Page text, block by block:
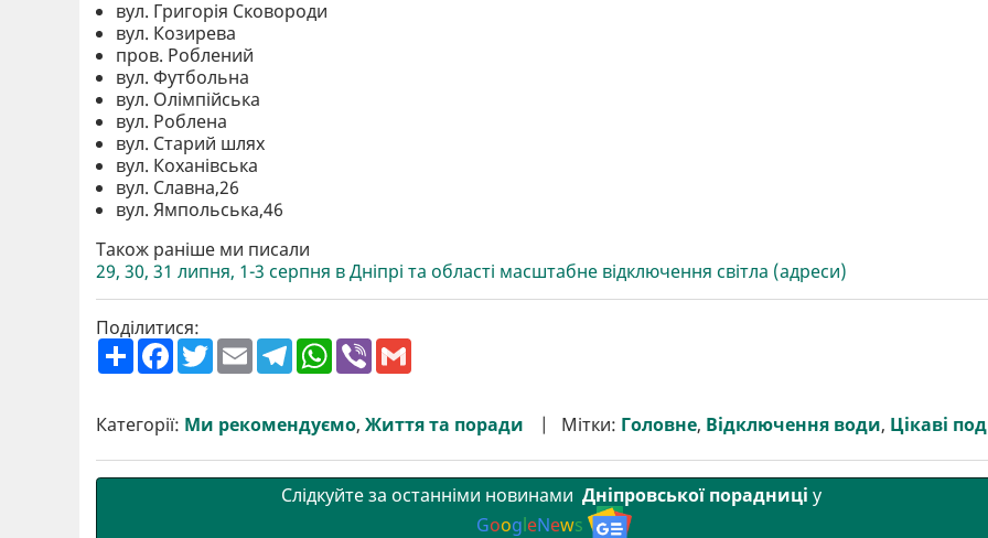
вул. Григорія Сковороди
вул. Козирева
пров. Роблений
вул. Футбольна
вул. Олімпійська
вул. Роблена
вул. Старий шлях
вул. Коханівська
вул. Славна,26
вул. Ямпольська,46
Також раніше ми писали
29, 30, 31 липня, 1-3 серпня в Дніпрі та області масштабне відключення світла (адреси)
Поділитися:
П
о
р
и
F
a
b
o
T
w
e
E
m
l
T
e
g
r
W
h
s
A
V
r l
Категорії: Ми рекомендуємо, Життя та поради Мітки: Головне, Відключення води, Цікаві
Слідкуйте за останніми новинами Дніпровської порадниці у
GoogleNews